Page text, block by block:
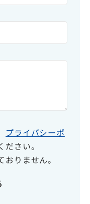
プライバシーポ
さい。
りません。